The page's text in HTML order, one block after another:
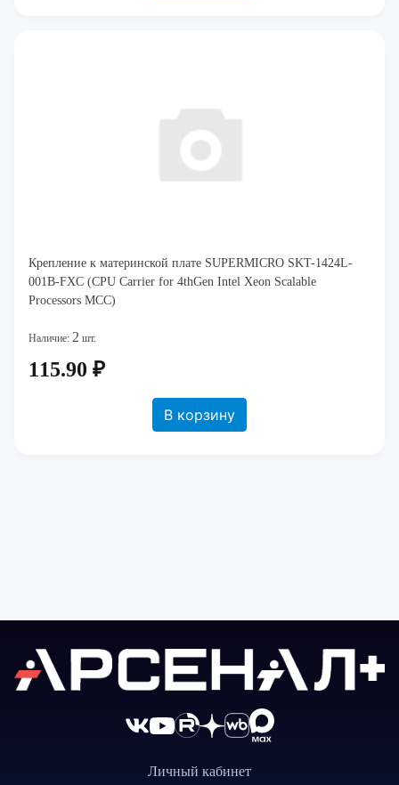
Крепление к материнской плате SUPERMICRO SKT-1424L-
001B-FXC (CPU Carrier for 4thGen Intel Xeon Scalable
Processors MCC)
Наличие: 2 шт.
115.90 ₽
В корзину
Личный кабинет